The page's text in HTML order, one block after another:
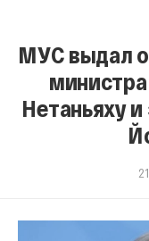
МУС выдал
Нетаньяху